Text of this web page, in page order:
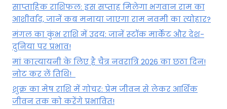
साप्ताहिक राशिफल: इस सप्ताह मिलेगा भगवान राम का
आशीर्वाद, जानें कब मनाया जाएगा राम नवमी का त्योहार?
मंगल का कुंभ राशि में उदय: जानें स्‍टॉक मार्केट और देश-
दुनिया पर प्रभाव!
मां कात्‍यायनी के लिए है चैत्र नवरात्रि 2026 का छठा दिन!
नोट कर लें तिथि!
शुक्र का मेष राशि में गोचर: प्रेम जीवन से लेकर आर्थिक
जीवन तक को करेंगे प्रभावित!